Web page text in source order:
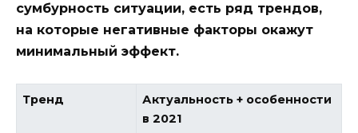
сумбурность ситуации, есть ряд трендов,
на которые негативные факторы окажут
минимальный эффект.
Тренд
Актуальность + особенности
в 2021